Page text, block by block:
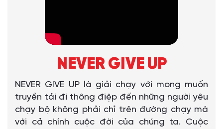
NEVER GIVE UP
NEVER GIVE UP là giải chạy với mong muốn
truyền tải đi thông điệp đến những người yêu
chạy bộ không phải chỉ trên đường chạy mà
với cả chính cuộc đời của chúng ta. Cuộc